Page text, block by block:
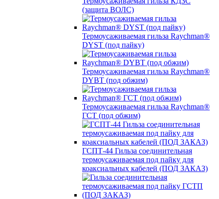
(защита ВОЛС)
Термоусаживаемая гильза Raychman®
DYST (под пайку)
Термоусаживаемая гильза Raychman®
DYBT (под обжим)
Термоусаживаемая гильза Raychman®
ГСТ (под обжим)
ГСПТ-44 Гильза соединительная
термоусаживаемая под пайку для
коаксиальных кабелей (ПОД ЗАКАЗ)